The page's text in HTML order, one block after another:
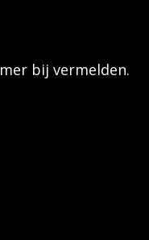
bij vermelden.